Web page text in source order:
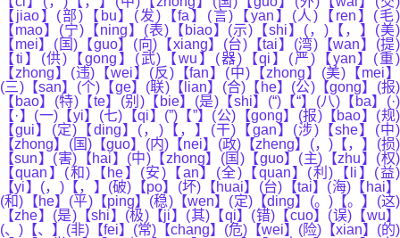
【jiao】(部)【bu】(发)【fa】(言)【yan】(人)【ren】(毛)
【mao】(宁)【ning】(表)【biao】(示)【shi】(，)【，】(美)
【mei】(国)【guo】(向)【xiang】(台)【tai】(湾)【wan】(提)
【ti】(供)【gong】(武)【wu】(器)【qi】(严)【yan】(重)
【zhong】(违)【wei】(反)【fan】(中)【zhong】(美)【mei】
(三)【san】(个)【ge】(联)【lian】(合)【he】(公)【gong】(报)
【bao】(特)【te】(别)【bie】(是)【shi】(“)【“】(八)【ba】(·)
【·】(一)【yi】(七)【qi】(”)【”】(公)【gong】(报)【bao】(规)
【gui】(定)【ding】(，)【，】(干)【gan】(涉)【she】(中)
【zhong】(国)【guo】(内)【nei】(政)【zheng】(，)【，】(损)
【sun】(害)【hai】(中)【zhong】(国)【guo】(主)【zhu】(权)
【quan】(和)【he】(安)【an】(全)【quan】(利)【li】(益)
【yi】(，)【，】(破)【po】(坏)【huai】(台)【tai】(海)【hai】
(和)【he】(平)【ping】(稳)【wen】(定)【ding】(。)【。】(这)
【zhe】(是)【shi】(极)【ji】(其)【qi】(错)【cuo】(误)【wu】
(、)【、】(非)【fei】(常)【chang】(危)【wei】(险)【xian】(的)